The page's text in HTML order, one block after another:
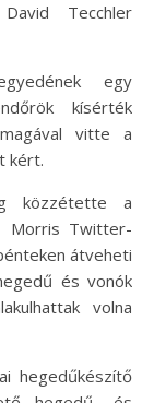
Tecchler
egy
kísérték
vitte a
kért.
közzétette a
Morris Twitter-
átveheti
és vonók
volna
hegedűkészítő